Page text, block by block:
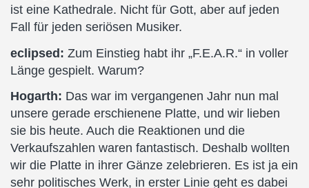
ist eine Kathedrale. Nicht für Gott, aber auf jeden
Fall für jeden seriösen Musiker.
eclipsed: Zum Einstieg habt ihr „F.E.A.R.“ in voller
Länge gespielt. Warum?
Hogarth: Das war im vergangenen Jahr nun mal
unsere gerade erschienene Platte, und wir lieben
sie bis heute. Auch die Reaktionen und die
Verkaufszahlen waren fantastisch. Deshalb wollten
wir die Platte in ihrer Gänze zelebrieren. Es ist ja ein
sehr politisches Werk, in erster Linie geht es dabei